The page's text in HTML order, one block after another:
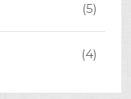
(5)
(4)